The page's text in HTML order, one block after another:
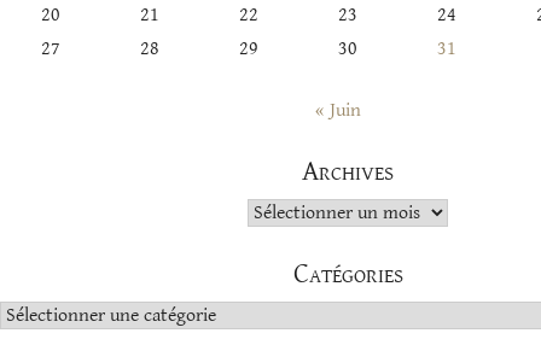
20
21 22 23 24
27
28 29 30 31
« Juin
Archives
Archives
Catégories
Catégories